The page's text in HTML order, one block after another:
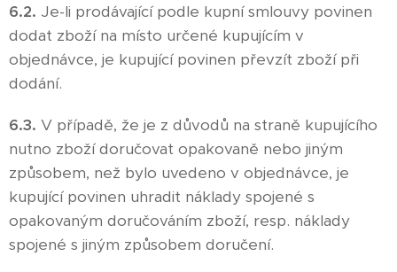
6.2. Je-li prodávající podle kupní smlouvy povinen
dodat zboží na místo určené kupujícím v
objednávce, je kupující povinen převzít zboží při
dodání.
6.3. V případě, že je z důvodů na straně kupujícího
nutno zboží doručovat opakovaně nebo jiným
způsobem, než bylo uvedeno v objednávce, je
kupující povinen uhradit náklady spojené s
opakovaným doručováním zboží, resp. náklady
spojené s jiným způsobem doručení.